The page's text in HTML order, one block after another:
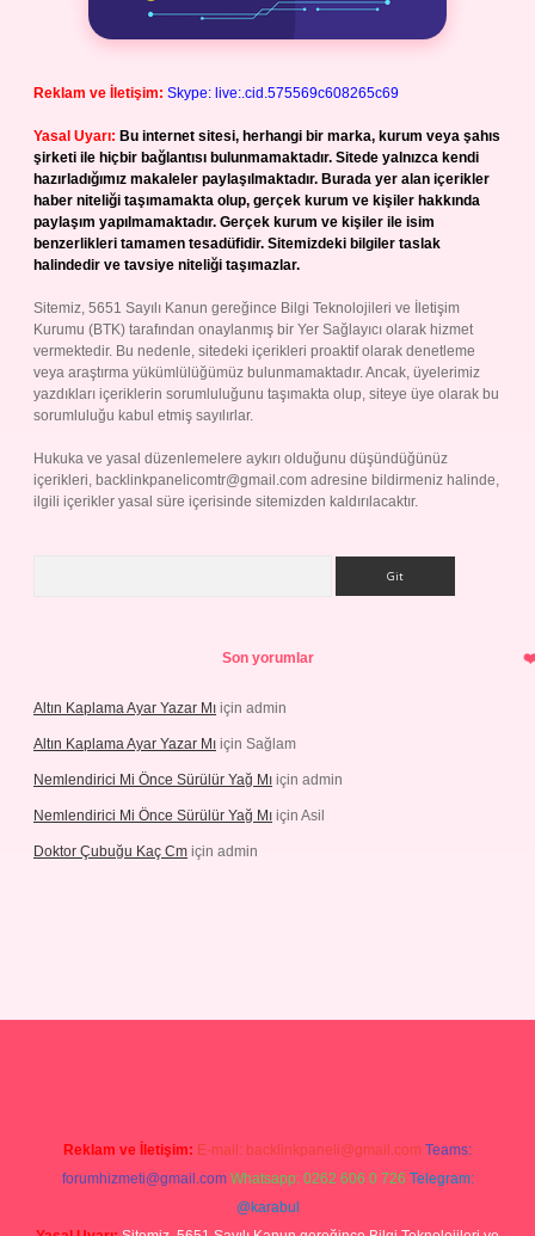
Reklam ve İletişim: Skype: live:.cid.575569c608265c69
Yasal Uyarı: Bu internet sitesi, herhangi bir marka, kurum veya şahıs
şirketi ile hiçbir bağlantısı bulunmamaktadır. Sitede yalnızca kendi
hazırladığımız makaleler paylaşılmaktadır. Burada yer alan içerikler
haber niteliği taşımamakta olup, gerçek kurum ve kişiler hakkında
paylaşım yapılmamaktadır. Gerçek kurum ve kişiler ile isim
benzerlikleri tamamen tesadüfidir. Sitemizdeki bilgiler taslak
halindedir ve tavsiye niteliği taşımazlar.
Sitemiz, 5651 Sayılı Kanun gereğince Bilgi Teknolojileri ve İletişim
Kurumu (BTK) tarafından onaylanmış bir Yer Sağlayıcı olarak hizmet
vermektedir. Bu nedenle, sitedeki içerikleri proaktif olarak denetleme
veya araştırma yükümlülüğümüz bulunmamaktadır. Ancak, üyelerimiz
yazdıkları içeriklerin sorumluluğunu taşımakta olup, siteye üye olarak bu
sorumluluğu kabul etmiş sayılırlar.
Hukuka ve yasal düzenlemelere aykırı olduğunu düşündüğünüz
içerikleri, backlinkpanelicomtr@gmail.com adresine bildirmeniz halinde,
ilgili içerikler yasal süre içerisinde sitemizden kaldırılacaktır.
Son yorumlar
Altın Kaplama Ayar Yazar Mı için admin
Altın Kaplama Ayar Yazar Mı için Sağlam
Nemlendirici Mi Önce Sürülür Yağ Mı için admin
Nemlendirici Mi Önce Sürülür Yağ Mı için Asil
Doktor Çubuğu Kaç Cm için admin
Reklam ve İletişim: E-mail: backlinkpaneli@gmail.com Teams:
forumhizmeti@gmail.com Whatsapp: 0262 606 0 726 Telegram:
@karabul